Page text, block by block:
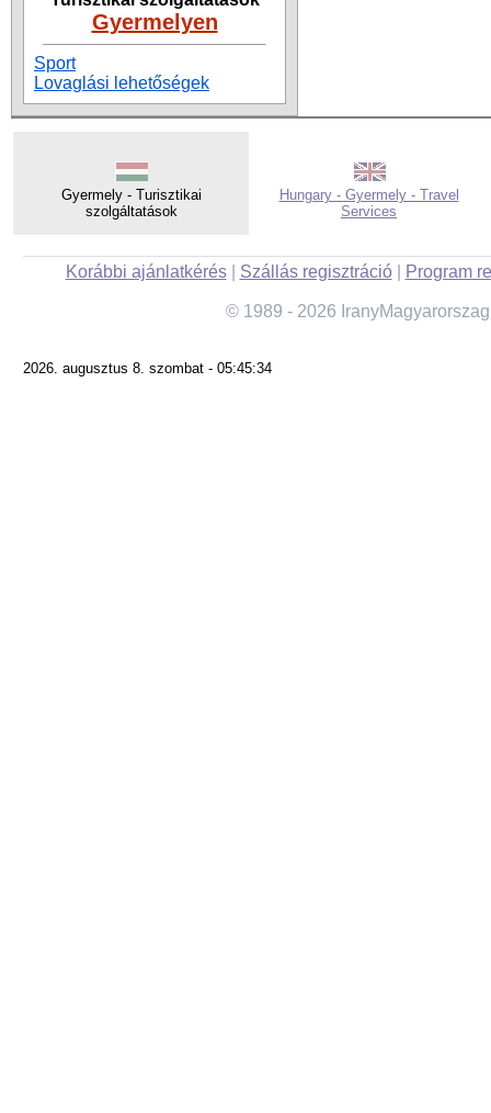
Gyermelyen
Sport
Lovaglási lehetőségek
Gyermely - Turisztikai
szolgáltatások
Hungary - Gyermely - Travel
Services
Korábbi ajánlatkérés| Szállás regisztráció| Program
© 1989 - 2026
2026. augusztus 8. szombat - 05:45:34